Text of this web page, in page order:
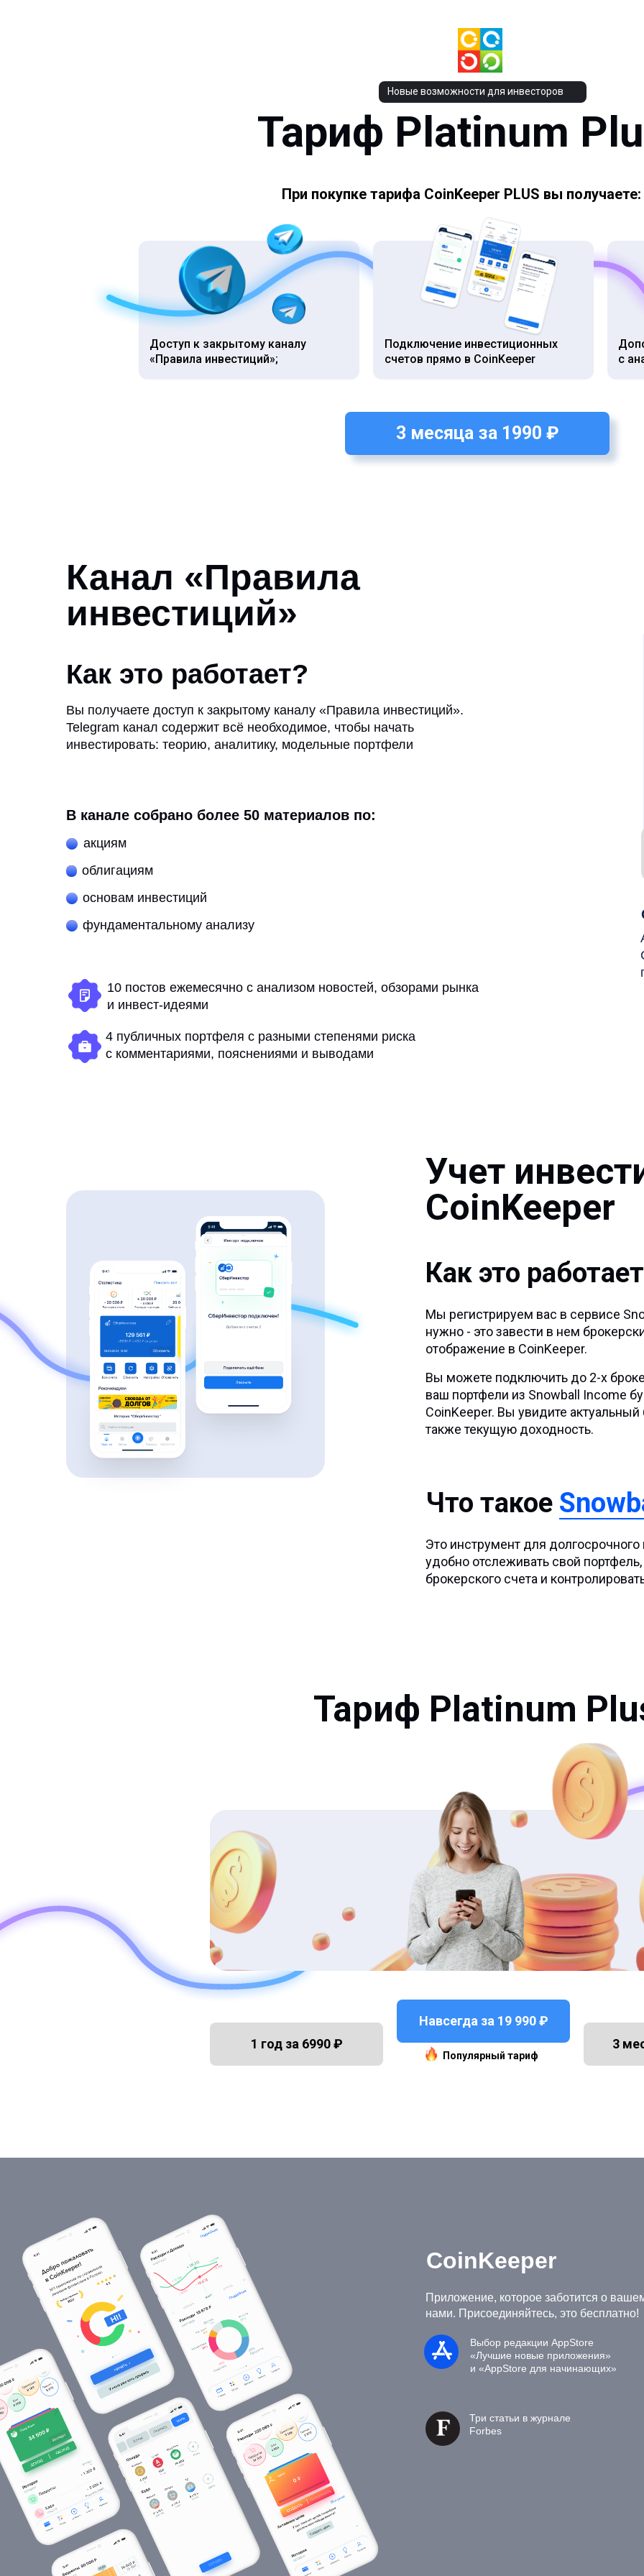
Тариф Platinum
При покупке тарифа CoinKeeper PLUS вы получаете:
3 месяца за 1990 ₽
Доступ к закрытому каналу
«Правила инвестиций»;
Подключение инвестиционных
счетов прямо в CoinKeeper
с
Новые возможности для инвесторов
Канал «Правила
инвестиций»
В канале собрано более 50 материалов по:
облигациям
основам инвестиций
акциям
фундаментальному анализу
10 постов ежемесячно с анализом новостей, обзорами рынка
и инвест-идеями
4 публичных портфеля с разными степенями риска
с комментариями, пояснениями и выводами
Вы получаете доступ к закрытому каналу «Правила инвестиций».
Telegram канал содержит всё необходимое, чтобы начать
инвестировать: теорию, аналитику, модельные портфели
Как это работает?
Вы можете подключить до 2-х
ваш портфели из Snowball Income
CoinKeeper. Вы увидите
также текущую доходность.
Мы регистрируем вас в сервисе
нужно - это завести в нем
отображение в CoinKeeper.
Как это
Учет
CoinKeeper
1 год за 6990 ₽ 3
Навсегда за 19 990 ₽
Популярный тариф
Тариф Platinum
Что такое
Это инструмент для
удобно отслеживать свой
брокерского счета и
CoinKeeper
Приложение, которое заботится о
нами. Присоединяйтесь, это бесплатно!
Выбор редакции AppStore
«Лучшие новые приложения»
и «AppStore для начинающих»
Три статьи в журнале
Forbes